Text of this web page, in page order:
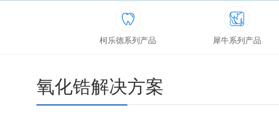
柯乐德系列产品 犀牛系列产品
氧化锆解决方案